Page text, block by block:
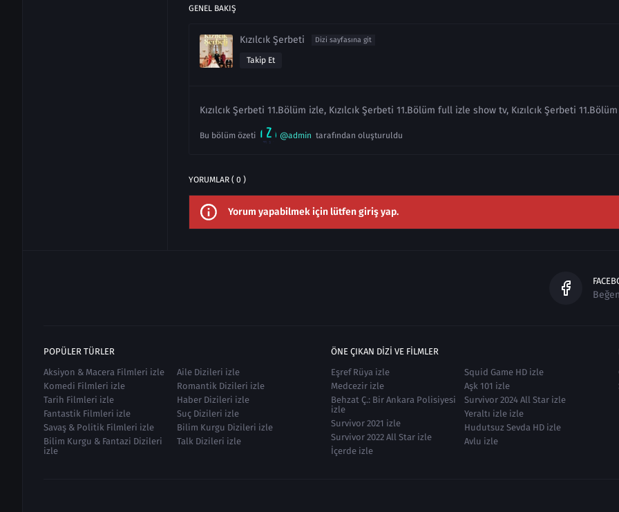
GENEL BAKIŞ
Kızılcık Şerbeti Dizi sayfasına git
Takip Et
Kızılcık Şerbeti 11.Bölüm izle, Kızılcık Şerbeti 11.Bölüm full izle show tv, Kızılcık Şerbeti
Bu bölüm özeti @admin tarafından oluşturuldu
YORUMLAR ( 0 )
Yorum yapabilmek için lütfen giriş yap.
Beğen
POPÜLER TÜRLER
Aksiyon & Macera Filmleri izle
Komedi Filmleri izle
Tarih Filmleri izle
Fantastik Filmleri izle
Savaş & Politik Filmleri izle
Bilim Kurgu & Fantazi Dizileri
izle
Aile Dizileri izle
Romantik Dizileri izle
Haber Dizileri izle
Suç Dizileri izle
Bilim Kurgu Dizileri izle
Talk Dizileri izle
ÖNE ÇIKAN DIZI VE FILMLER
Eşref Rüya izle
Medcezir izle
Behzat Ç.: Bir Ankara Polisiyesi
izle
Survivor 2021 izle
Survivor 2022 All Star izle
İçerde izle
Squid Game HD izle
Aşk 101 izle
Survivor 2024 All Star izle
Yeraltı izle izle
Hudutsuz Sevda HD izle
Avlu izle